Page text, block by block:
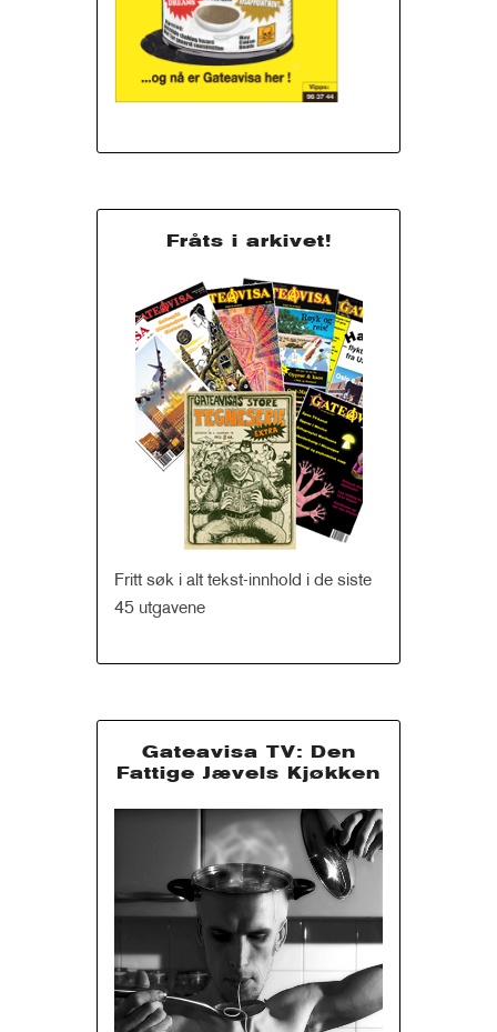
Fråts i arkivet!
Fritt søk i alt tekst-innhold i de siste
45 utgavene
Gateavisa TV: Den
Fattige Jævels Kjøkken